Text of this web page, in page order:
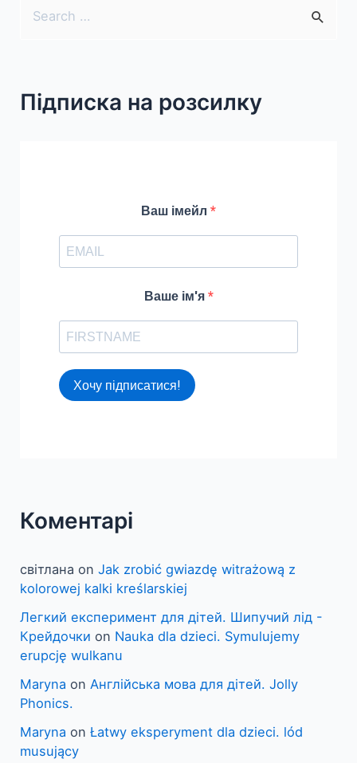
cПідписка на розсилку
Ваш імейл
Ваше ім'я
Хочу підписатися!
Коментарі
світлана onJak zrobić gwiazdę witrażową z
kolorowej kalki kreślarskiej
Легкий експеримент для дітей. Шипучий лід -
Крейдочки on Nauka dla dzieci. Symulujemy
erupcję wulkanu
Maryna onАнглійська мова для дітей. Jolly
Phonics.
Maryna onŁatwy eksperyment dla dzieci. lód
musujący